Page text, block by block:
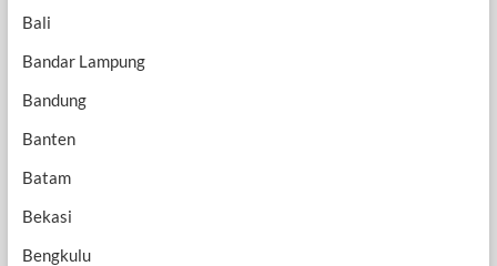
Bali
Bandar Lampung
Bandung
Banten
Batam
Bekasi
Bengkulu